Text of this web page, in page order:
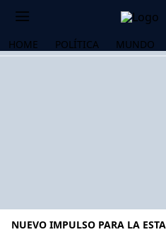
HOME POLÍTICA MUNDO
NUEVO IMPULSO PARA LA